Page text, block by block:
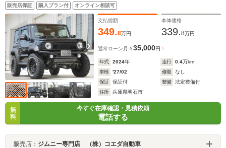
販売店保証 購入プラン付 オンライン相談可
支払総額
349.8万円
本体価格
339.8万円
通常ローン 月々35,000円
年式 2024年 走行 0.4万km
車検
'27/02 修復
なし
保証
保証付 整備
法定整備付
住所
兵庫県明石市
無
料
今すぐ在庫確認・見積依頼
電話する
販売店： ジムニー専門店 （株）コエダ自動車